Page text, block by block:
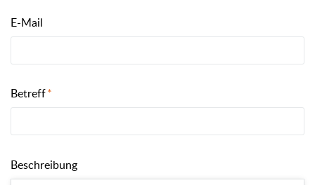
E-Mail
Betreff
Beschreibung